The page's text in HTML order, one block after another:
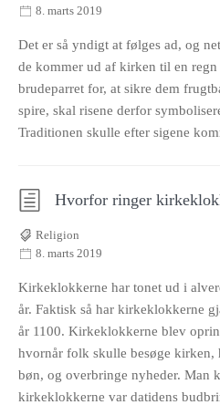
8. marts 2019
Det er så yndigt at følges ad, og
de kommer ud af kirken til en
brudeparret for, at sikre dem
spire, skal risene derfor
Traditionen skulle efter sigene
Hvorfor ringer
Religion
8. marts 2019
Kirkeklokkerne har tonet ud i
år. Faktisk så har kirkeklokkerne
år 1100. Kirkeklokkerne blev
hvornår folk skulle besøge kirken,
bøn, og overbringe nyheder. Man
kirkeklokkerne var datidens